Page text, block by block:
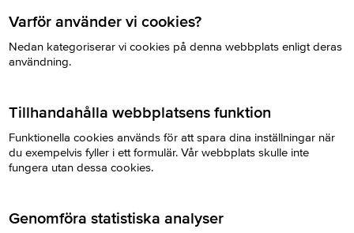
Varför använder vi cookies?
Nedan kategoriserar vi cookies på denna webbplats enligt deras
användning.
Tillhandahålla webbplatsens funktion
Funktionella cookies används för att spara dina inställningar när
du exempelvis fyller i ett formulär. Vår webbplats skulle inte
fungera utan dessa cookies.
Genomföra statistiska analyser